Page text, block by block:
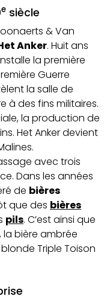
e siècle
& Van
Anker. Huit ans
la première
Guerre
la salle de
à des fins militaires.
la production de
Het Anker devient
avec trois
Dans les années
de bières
que des bières
pils. C’est ainsi que
bière ambrée
Triple Toison